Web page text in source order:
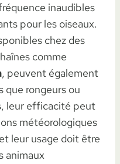
inaudibles
pour les oiseaux.
chez des
comme
, peuvent également
que rongeurs ou
leur efficacité peut
météorologiques
leur usage doit être
animaux